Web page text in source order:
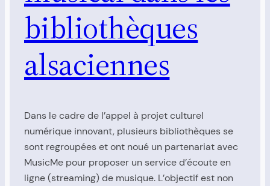
bibliothèques
alsaciennes
Dans le cadre de l’appel à projet culturel
numérique innovant, plusieurs bibliothèques se
sont regroupées et ont noué un partenariat avec
MusicMe pour proposer un service d’écoute en
ligne (streaming) de musique. L’objectif est non